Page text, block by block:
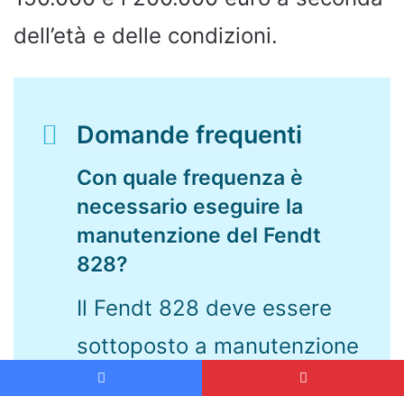
dell’età e delle condizioni.
Domande frequenti
Con quale frequenza è
necessario eseguire la
manutenzione del Fendt
828?
Il Fendt 828 deve essere
sottoposto a manutenzione
secondo gli intervalli di